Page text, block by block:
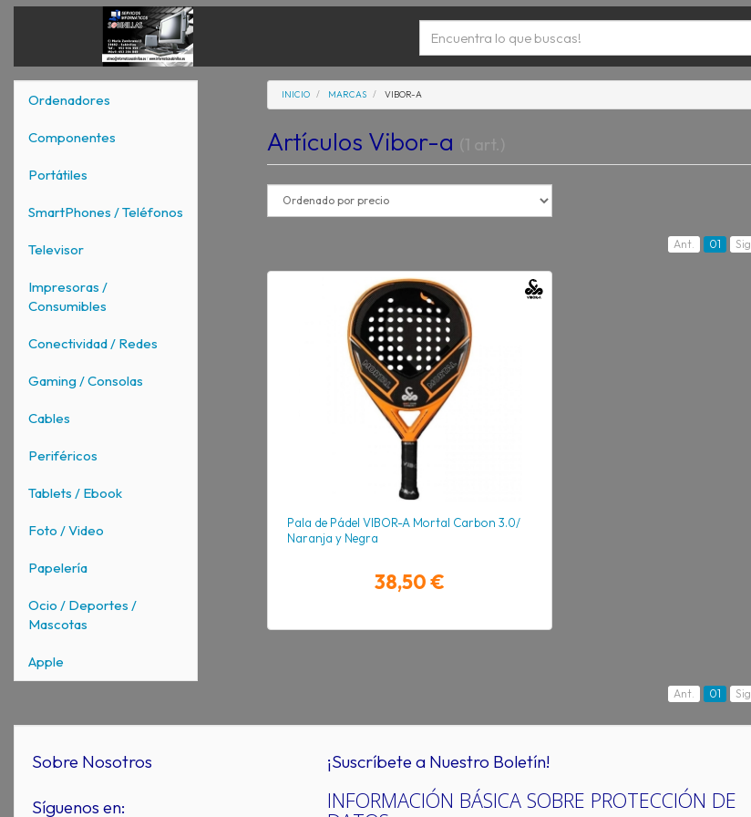
Ordenadores
Componentes
Portátiles
SmartPhones / Teléfonos
Televisor
Impresoras /
Consumibles
Conectividad / Redes
Gaming / Consolas
Cables
Periféricos
Tablets / Ebook
Foto / Video
Papelería
Ocio / Deportes /
Mascotas
Apple
INICIO MARCAS VIBOR-A
Artículos Vibor-a
Ant. 01 Sig.
Pala de Pádel VIBOR-A Mortal Carbon 3.0/
Naranja y Negra
38,50 €
Ant. 01 Sig.
Sobre Nosotros
Síguenos en:
¡Suscríbete a Nuestro Boletín!
INFORMACIÓN BÁSICA SOBRE PROTECCIÓN DE